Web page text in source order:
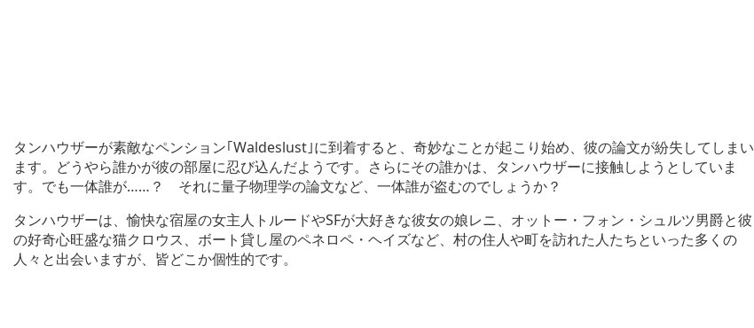
タンハウザーが素敵なペンション｢Waldeslust｣に到着すると、奇妙なことが起こり始め、彼の論文が紛失してしまい
ます。どうやら誰かが彼の部屋に忍び込んだようです。さらにその誰かは、タンハウザーに接触しようとしていま
す。でも一体誰が……？ それに量子物理学の論文など、一体誰が盗むのでしょうか？
タンハウザーは、愉快な宿屋の女主人トルードやSFが大好きな彼女の娘レニ、オットー・フォン・シュルツ男爵と彼
の好奇心旺盛な猫クロウス、ボート貸し屋のペネロペ・ヘイズなど、村の住人や町を訪れた人たちといった多くの
人々と出会いますが、皆どこか個性的です。